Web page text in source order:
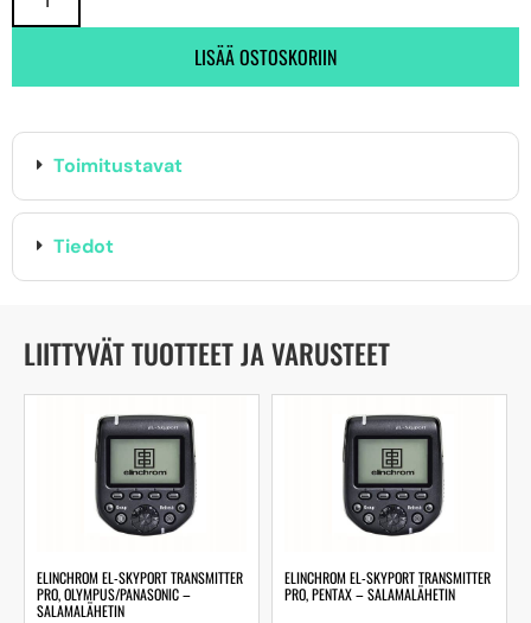
LISÄÄ OSTOSKORIIN
Toimitustavat
Tiedot
LIITTYVÄT TUOTTEET JA VARUSTEET
ELINCHROM EL-SKYPORT TRANSMITTER
PRO, OLYMPUS/PANASONIC –
SALAMALÄHETIN
ELINCHROM EL-SKYPORT TRANSMITTER
PRO, PENTAX – SALAMALÄHETIN